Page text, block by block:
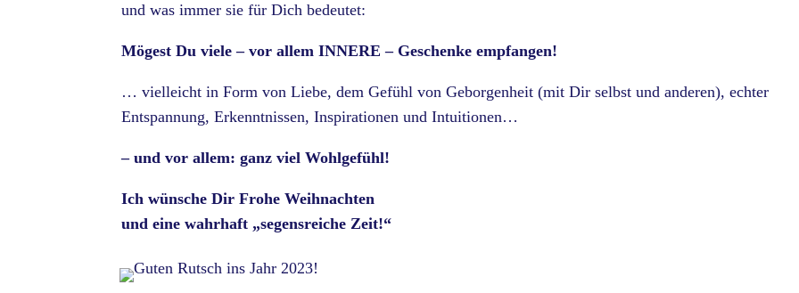
und was immer sie für Dich bedeutet:
Mögest Du viele – vor allem INNERE – Geschenke empfangen!
… vielleicht in Form von Liebe, dem Gefühl von Geborgenheit (mit Dir selbst und anderen), echter
Entspannung, Erkenntnissen, Inspirationen und Intuitionen…
– und vor allem: ganz viel Wohlgefühl!
Ich wünsche Dir Frohe Weihnachten
und eine wahrhaft „segensreiche Zeit!“